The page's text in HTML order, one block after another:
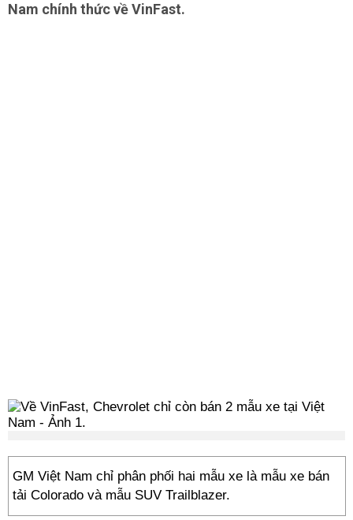
Nam chính thức về VinFast.
GM Việt Nam chỉ phân phối hai mẫu xe là mẫu xe bán
tải Colorado và mẫu SUV Trailblazer.